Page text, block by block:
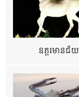
ឧត្ដរមានជ័យ